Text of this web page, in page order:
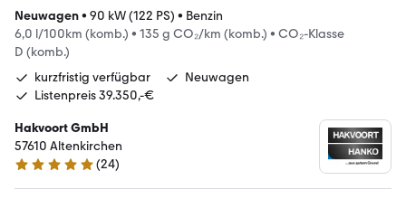
Neuwagen• 90 kW (122 PS) • Benzin
6,0 l/100km (komb.) • 135 g CO₂/km (komb.) • CO₂-Klasse
D (komb.)
kurzfristig verfügbar
Neuwagen
Listenpreis 39.350,-€
Hakvoort GmbH
57610 Altenkirchen
5 Sterne
(24)